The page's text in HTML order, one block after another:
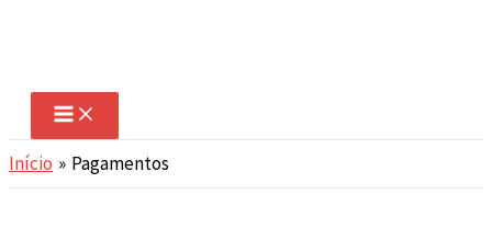
conteúdo
Início Pagamentos